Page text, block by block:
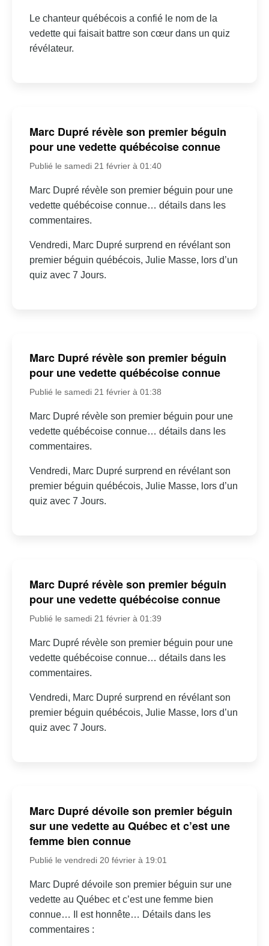
Le chanteur québécois a confié le nom de la
vedette qui faisait battre son cœur dans un quiz
révélateur.
Marc Dupré révèle son premier béguin
pour une vedette québécoise connue
Publié le samedi 21 février à 01:40
Marc Dupré révèle son premier béguin pour une
vedette québécoise connue… détails dans les
commentaires.
Vendredi, Marc Dupré surprend en révélant son
premier béguin québécois, Julie Masse, lors d’un
quiz avec 7 Jours.
Marc Dupré révèle son premier béguin
pour une vedette québécoise connue
Publié le samedi 21 février à 01:38
Marc Dupré révèle son premier béguin pour une
vedette québécoise connue… détails dans les
commentaires.
Vendredi, Marc Dupré surprend en révélant son
premier béguin québécois, Julie Masse, lors d’un
quiz avec 7 Jours.
Marc Dupré révèle son premier béguin
pour une vedette québécoise connue
Publié le samedi 21 février à 01:39
Marc Dupré révèle son premier béguin pour une
vedette québécoise connue… détails dans les
commentaires.
Vendredi, Marc Dupré surprend en révélant son
premier béguin québécois, Julie Masse, lors d’un
quiz avec 7 Jours.
Marc Dupré dévoile son premier béguin
sur une vedette au Québec et c’est une
femme bien connue
Publié le vendredi 20 février à 19:01
Marc Dupré dévoile son premier béguin sur une
vedette au Québec et c’est une femme bien
connue… Il est honnête… Détails dans les
commentaires :